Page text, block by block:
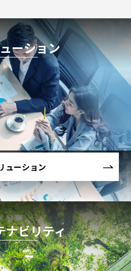
ーション
ューション
ナビリティ